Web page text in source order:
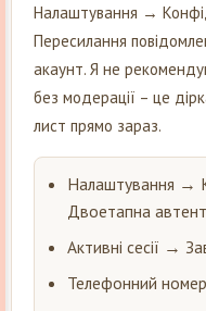
Налаштування →
Пересилання
акаунт. Я не
без модерації – це
лист прямо зараз.
Налаштування →
Двоетапна
Активні сесії →
Телефонний